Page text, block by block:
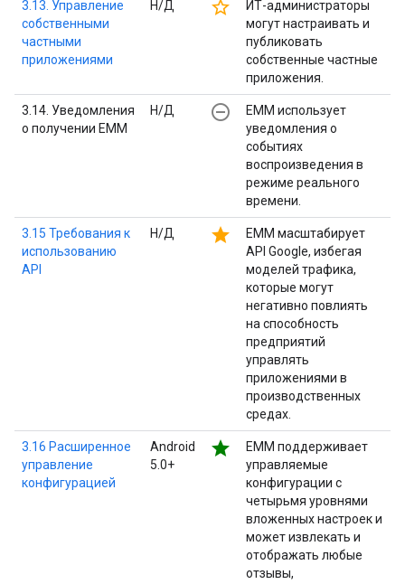
3.13. Управление
собственными
частными
приложениями
Н/Д star_border
ИТ-администраторы
могут настраивать и
публиковать
собственные частные
приложения.
3.14. Уведомления
о получении EMM
Н/Д remove_circle_outline
EMM использует
уведомления о
событиях
воспроизведения в
режиме реального
времени.
3.15 Требования к
использованию
API
Н/Д star
EMM масштабирует
API Google, избегая
моделей трафика,
которые могут
негативно повлиять
на способность
предприятий
управлять
приложениями в
производственных
средах.
3.16 Расширенное
управление
конфигурацией
Android
5.0+
star
EMM поддерживает
управляемые
конфигурации с
четырьмя уровнями
вложенных настроек и
может извлекать и
отображать любые
отзывы,